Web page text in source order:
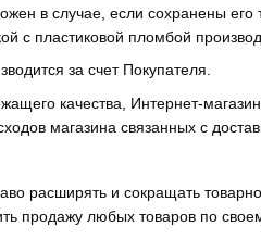
в случае, если сохранены
с пластиковой пломбой
за счет Покупателя.
качества, Интернет-
магазина связанных с
расширять и сокращать
продажу любых товаров по